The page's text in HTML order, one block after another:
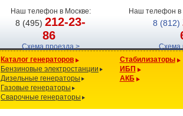
Наш телефон в Москве:
8 (495)212-23-
86
Схема проезда >
Наш телефон в
8 (812)
Схема
Каталог генераторов
Бензиновые электростанции
Дизельные генераторы
Газовые генераторы
Сварочные генераторы
Стабилизаторы
ИБП
АКБ